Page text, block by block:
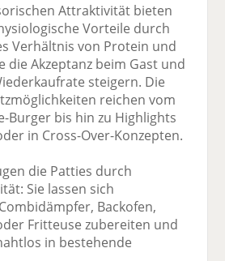
Attraktivität bieten
Vorteile durch
Verhältnis von Protein und
die Akzeptanz beim Gast und
steigern. Die
reichen vom
Burger bis hin zu Highlights
in Cross-Over-Konzepten.
die Patties durch
Sie lassen sich
Backofen,
Fritteuse zubereiten und
in bestehende